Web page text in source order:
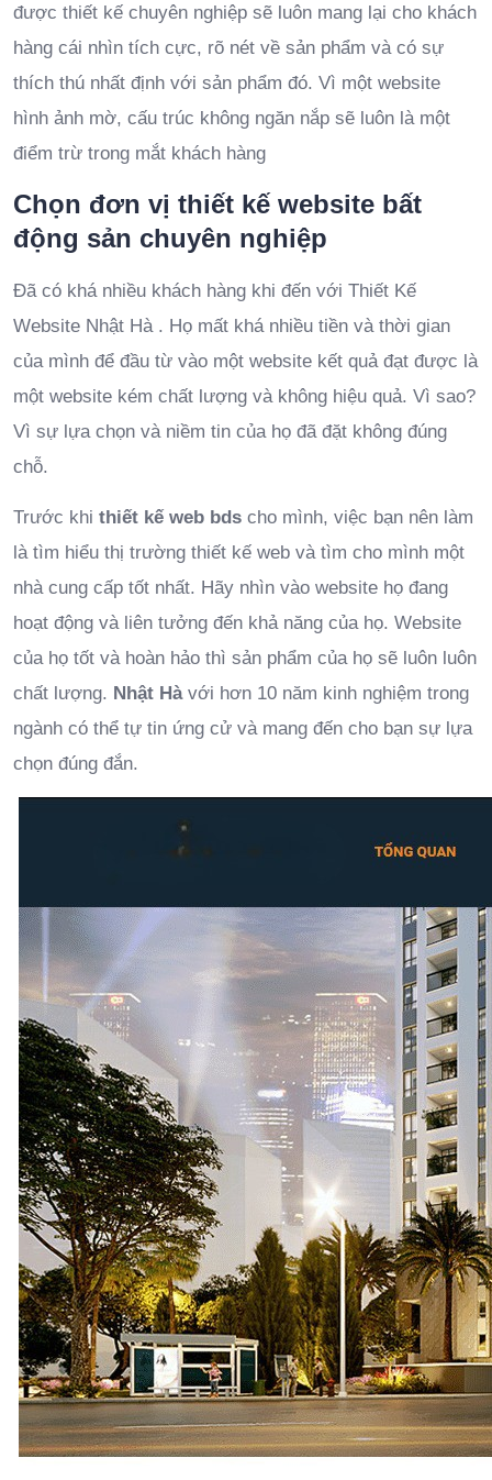
được thiết kế chuyên nghiệp sẽ luôn mang lại cho khách
hàng cái nhìn tích cực, rõ nét về sản phẩm và có sự
thích thú nhất định với sản phẩm đó. Vì một website
hình ảnh mờ, cấu trúc không ngăn nắp sẽ luôn là một
điểm trừ trong mắt khách hàng
Chọn đơn vị thiết kế website bất
động sản chuyên nghiệp
Đã có khá nhiều khách hàng khi đến với Thiết Kế
Website Nhật Hà . Họ mất khá nhiều tiền và thời gian
của mình để đầu từ vào một website kết quả đạt được là
một website kém chất lượng và không hiệu quả. Vì sao?
Vì sự lựa chọn và niềm tin của họ đã đặt không đúng
chỗ.
Trước khi thiết kế web bds cho mình, việc bạn nên làm
là tìm hiểu thị trường thiết kế web và tìm cho mình một
nhà cung cấp tốt nhất. Hãy nhìn vào website họ đang
hoạt động và liên tưởng đến khả năng của họ. Website
của họ tốt và hoàn hảo thì sản phẩm của họ sẽ luôn luôn
chất lượng. Nhật Hàvới hơn 10 năm kinh nghiệm trong
ngành có thể tự tin ứng cử và mang đến cho bạn sự lựa
chọn đúng đắn.